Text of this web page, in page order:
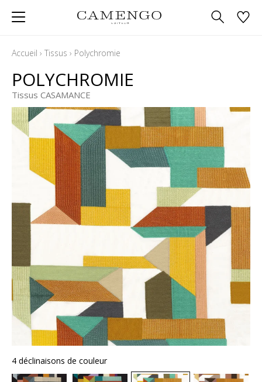
Accueil › Tissus › Polychromie
POLYCHROMIE
Tissus CASAMANCE
4 déclinaisons de couleur